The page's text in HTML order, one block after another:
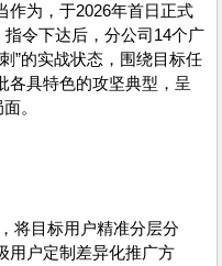
作为，于2026年首日正式
指令下达后，分公司14个广
”的实战状态，围绕目标任
各具特色的攻坚典型，呈
。
将目标用户精准分层分
用户定制差异化推广方